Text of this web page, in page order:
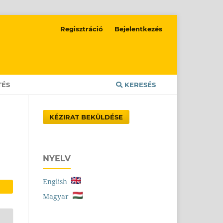
KERESÉS
Regisztráció Bejelentkezés
KÉZIRAT BEKÜLDÉSE
NYELV
English
Magyar